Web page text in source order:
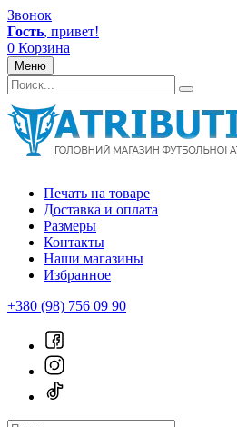
Звонок
Гость, привет!
0 Корзина
Меню
Печать на товаре
Доставка и оплата
Размеры
Контакты
Наши магазины
Избранное
+380 (98) 756 09 90